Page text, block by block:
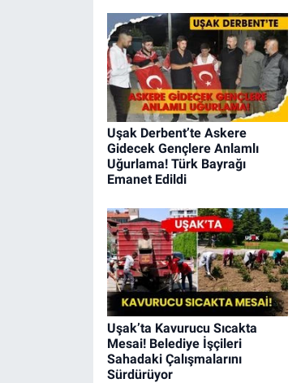
Uşak Derbent’te Askere
Gidecek Gençlere Anlamlı
Uğurlama! Türk Bayrağı
Emanet Edildi
Uşak’ta Kavurucu Sıcakta
Mesai! Belediye İşçileri
Sahadaki Çalışmalarını
Sürdürüyor